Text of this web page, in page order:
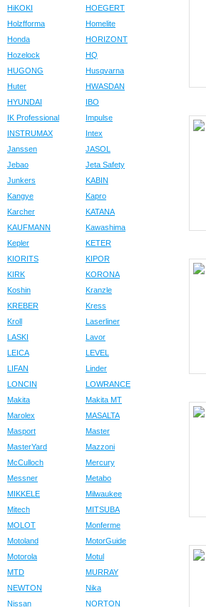
HiKOKI
HOEGERT
Holzfforma
Homelite
Honda
HORIZONT
Hozelock
HQ
HUGONG
Husqvarna
Huter
HWASDAN
HYUNDAI
IBO
IK Professional
Impulse
INSTRUMAX
Intex
Janssen
JASOL
Jebao
Jeta Safety
Junkers
KABIN
Kangye
Kapro
Karcher
KATANA
KAUFMANN
Kawashima
Kepler
KETER
KIORITS
KIPOR
KIRK
KORONA
Koshin
Kranzle
KREBER
Kress
Kroll
Laserliner
LASKI
Lavor
LEICA
LEVEL
LIFAN
Linder
LONCIN
LOWRANCE
Makita
Makita MT
Marolex
MASALTA
Masport
Master
MasterYard
Mazzoni
McCulloch
Mercury
Messner
Metabo
MIKKELE
Milwaukee
Mitech
MITSUBA
MOLOT
Monferme
Motoland
MotorGuide
Motorola
Motul
MTD
MURRAY
NEWTON
Nika
Nissan
NORTON